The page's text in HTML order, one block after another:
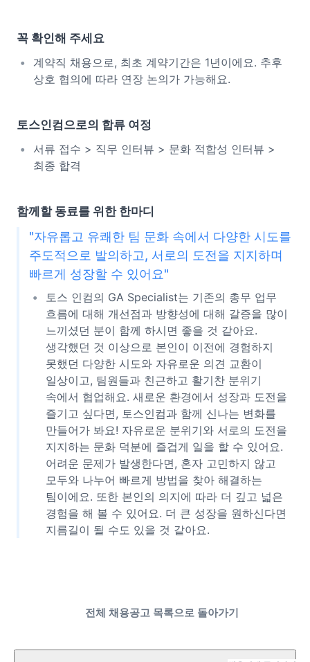
꼭 확인해 주세요
계약직 채용으로, 최초 계약기간은 1년이에요. 추후
상호 협의에 따라 연장 논의가 가능해요.
토스인컴으로의 합류 여정
서류 접수 > 직무 인터뷰 > 문화 적합성 인터뷰 >
최종 합격
함께할 동료를 위한 한마디
"자유롭고 유쾌한 팀 문화 속에서 다양한 시도를
주도적으로 발의하고, 서로의 도전을 지지하며
빠르게 성장할 수 있어요"
토스 인컴의 GA Specialist는 기존의 총무 업무
흐름에 대해 개선점과 방향성에 대해 갈증을 많이
느끼셨던 분이 함께 하시면 좋을 것 같아요.
생각했던 것 이상으로 본인이 이전에 경험하지
못했던 다양한 시도와 자유로운 의견 교환이
일상이고, 팀원들과 친근하고 활기찬 분위기
속에서 협업해요. 새로운 환경에서 성장과 도전을
즐기고 싶다면, 토스인컴과 함께 신나는 변화를
만들어가 봐요! 자유로운 분위기와 서로의 도전을
지지하는 문화 덕분에 즐겁게 일을 할 수 있어요.
어려운 문제가 발생한다면, 혼자 고민하지 않고
모두와 나누어 빠르게 방법을 찾아 해결하는
팀이에요. 또한 본인의 의지에 따라 더 깊고 넓은
경험을 해 볼 수 있어요. 더 큰 성장을 원하신다면
지름길이 될 수도 있을 것 같아요.
전체 채용공고 목록으로 돌아가기